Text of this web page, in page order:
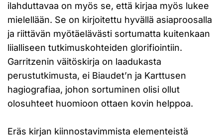
ilahduttavaa on myös se, että kirjaa myös lukee
mielellään. Se on kirjoitettu hyvällä asiaproosalla
ja riittävän myötäelävästi sortumatta kuitenkaan
liialliseen tutkimuskohteiden glorifiointiin.
Garritzenin väitöskirja on laadukasta
perustutkimusta, ei Biaudet’n ja Karttusen
hagiografiaa, johon sortuminen olisi ollut
olosuhteet huomioon ottaen kovin helppoa.
Eräs kirjan kiinnostavimmista elementeistä